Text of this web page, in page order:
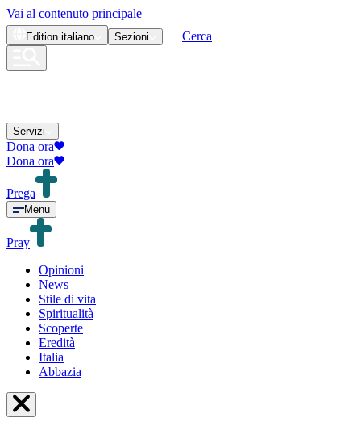
Vai al contenuto principale
Edition italiano Sezioni Cerca
Servizi
Dona ora
Dona ora
Prega
Menu
Pray
Opinioni
News
Stile di vita
Spiritualità
Scoperte
Eredità
Italia
Abbazia